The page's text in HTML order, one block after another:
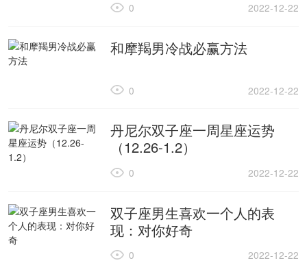
2022-12-22
0
和摩羯男冷战必赢方法
2022-12-22
0
丹尼尔双子座一周星座运势
（12.26-1.2）
2022-12-22
0
双子座男生喜欢一个人的表
现：对你好奇
2022-12-22
0